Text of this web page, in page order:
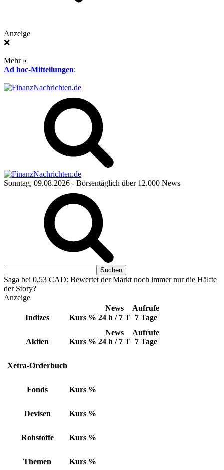
Anzeige
❌
Mehr »
Ad hoc-Mitteilungen:
Sonntag, 09.08.2026 - Börsentäglich über 12.000 News
Saga bei 0,53 CAD: Bewertet der Markt noch immer nur die Hälfte
der Story?
Anzeige
Indizes Kurs %
News
24 h / 7 T
Aufrufe
7 Tage
Aktien Kurs %
News
24 h / 7 T
Aufrufe
7 Tage
Xetra-Orderbuch
Fonds Kurs %
Devisen Kurs %
Rohstoffe Kurs %
Themen Kurs %